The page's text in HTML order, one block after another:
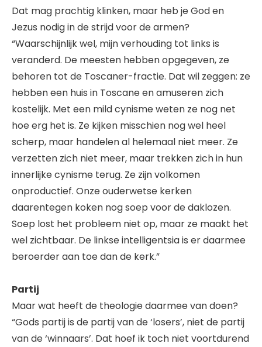
Dat mag prachtig klinken, maar heb je God en
Jezus nodig in de strijd voor de armen?
“Waarschijnlijk wel, mijn verhouding tot links is
veranderd. De meesten hebben opgegeven, ze
behoren tot de Toscaner-fractie. Dat wil zeggen: ze
hebben een huis in Toscane en amuseren zich
kostelijk. Met een mild cynisme weten ze nog net
hoe erg het is. Ze kijken misschien nog wel heel
scherp, maar handelen al helemaal niet meer. Ze
verzetten zich niet meer, maar trekken zich in hun
innerlijke cynisme terug. Ze zijn volkomen
onproductief. Onze ouderwetse kerken
daarentegen koken nog soep voor de daklozen.
Soep lost het probleem niet op, maar ze maakt het
wel zichtbaar. De linkse intelligentsia is er daarmee
beroerder aan toe dan de kerk.”
Partij
Maar wat heeft de theologie daarmee van doen?
“Gods partij is de partij van de ‘losers’, niet de partij
van de ‘winnaars’. Dat hoef ik toch niet voortdurend